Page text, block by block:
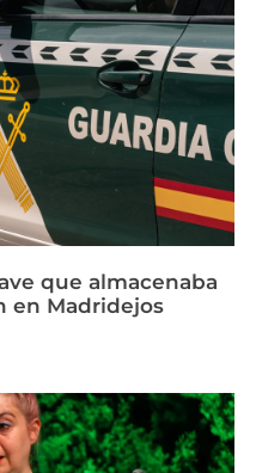
que almacenaba
en Madridejos